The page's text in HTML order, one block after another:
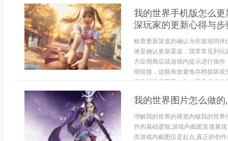
我的世界手机版怎么
深玩家的更新心得与步
检查更新渠道的确认当你发现同
便是确认更新渠道，我常常见到
方应用商店或游戏内提示进行操
明链接，这能有效避免存档损坏
准备能确保万无一失，请务必将你
我的世界图片怎么做
理解我的世界的视觉内核我的世
作的基础逻辑,游戏内截图直接展
而游戏内截图仅是起点,真正的创